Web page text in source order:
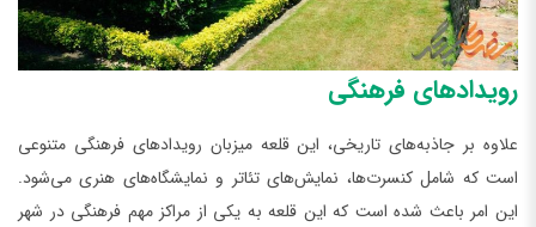
رویدادهای فرهنگی
علاوه بر جاذبه‌های تاریخی، این قلعه میزبان رویدادهای فرهنگی متنوعی
است که شامل کنسرت‌ها، نمایش‌های تئاتر و نمایشگاه‌های هنری می‌شود.
این امر باعث شده است که این قلعه به یکی از مراکز مهم فرهنگی در شهر